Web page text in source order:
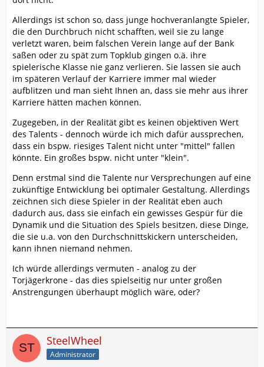
Allerdings ist schon so, dass junge hochveranlangte Spieler,
die den Durchbruch nicht schafften, weil sie zu lange
verletzt waren, beim falschen Verein lange auf der Bank
saßen oder zu spät zum Topklub gingen o.ä. ihre
spielerische Klasse nie ganz verlieren. Sie lassen sie auch
im späteren Verlauf der Karriere immer mal wieder
aufblitzen und man sieht Ihnen an, dass sie mehr aus ihrer
Karriere hätten machen können.
Zugegeben, in der Realität gibt es keinen objektiven Wert
des Talents - dennoch würde ich mich dafür aussprechen,
dass ein bspw. riesiges Talent nicht unter "mittel" fallen
könnte. Ein großes bspw. nicht unter "klein".
Denn erstmal sind die Talente nur Versprechungen auf eine
zukünftige Entwicklung bei optimaler Gestaltung. Allerdings
zeichnen sich diese Spieler in der Realität eben auch
dadurch aus, dass sie einfach ein gewisses Gespür für die
Dynamik und die Situation des Spiels besitzen, diese Dinge,
die sie u.a. von den Durchschnittskickern unterscheiden,
kann ihnen niemand nehmen.
Ich würde allerdings vermuten - analog zu der
Torjägerkrone - das dies spielseitig nur unter großen
Anstrengungen überhaupt möglich wäre, oder?
SteelWheel
Administrator